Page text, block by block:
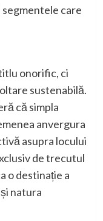
segmentele care
onorific, ci
sustenabilă.
că simpla
anvergura
asupra locului
de trecutul
odestinație a
și natura